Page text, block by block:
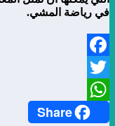
في رياضة المشي.
Facebook
Twitter
WhatsApp
Share